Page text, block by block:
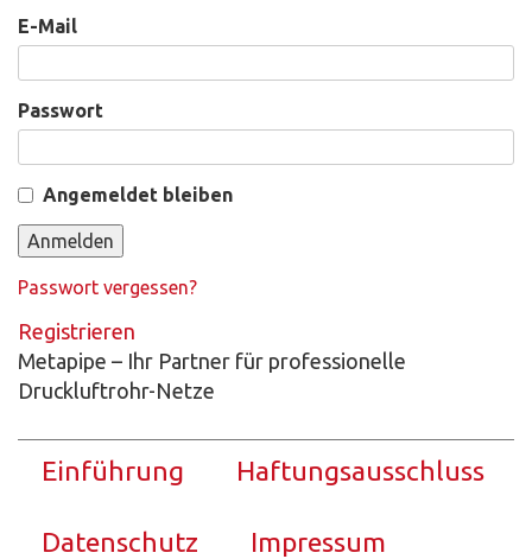
E-Mail
Passwort
Angemeldet bleiben
Passwort vergessen?
Registrieren
Metapipe – Ihr Partner für professionelle
Druckluftrohr-Netze
Einführung Haftungs­ausschluss
Datenschutz Impressum